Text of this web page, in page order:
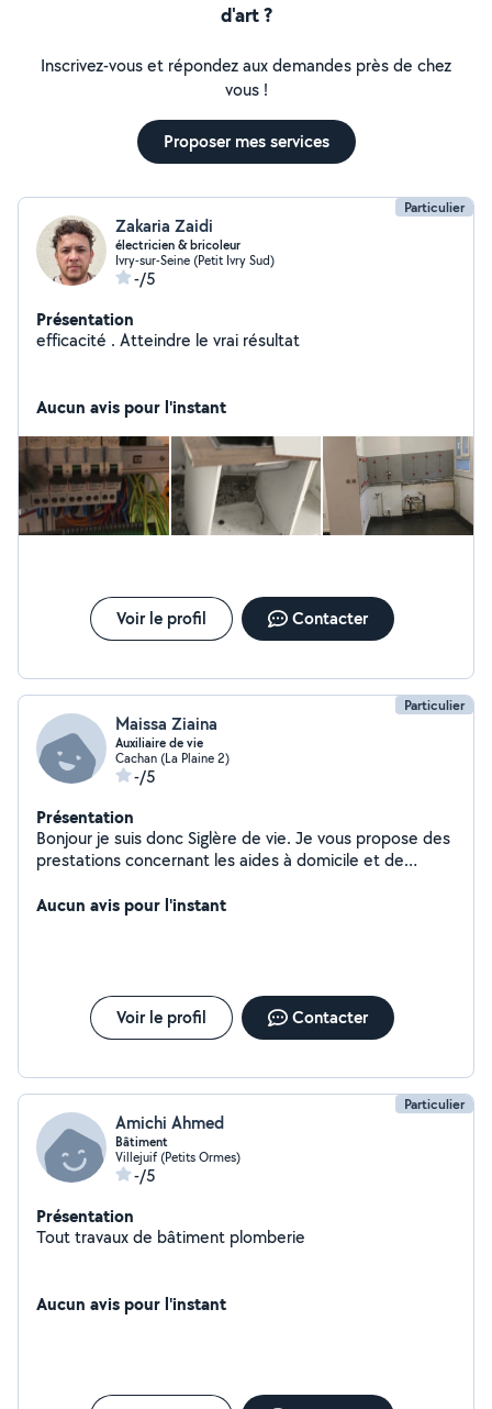
d'art ?
Inscrivez-vous et répondez aux demandes près de chez
vous !
Proposer mes services
Particulier
Zakaria Zaidi
électricien & bricoleur
Ivry-sur-Seine (Petit Ivry Sud)
-/5
Présentation
efficacité . Atteindre le vrai résultat
Aucun avis pour l'instant
Voir le profil Contacter
Particulier
Maissa Ziaina
Auxiliaire de vie
Cachan (La Plaine 2)
-/5
Présentation
Bonjour je suis donc Siglère de vie. Je vous propose des
prestations concernant les aides à domicile et de
ménagères et Démarches administrative
Aucun avis pour l'instant
Voir le profil Contacter
Particulier
Amichi Ahmed
Bâtiment
Villejuif (Petits Ormes)
-/5
Présentation
Tout travaux de bâtiment plomberie
Aucun avis pour l'instant